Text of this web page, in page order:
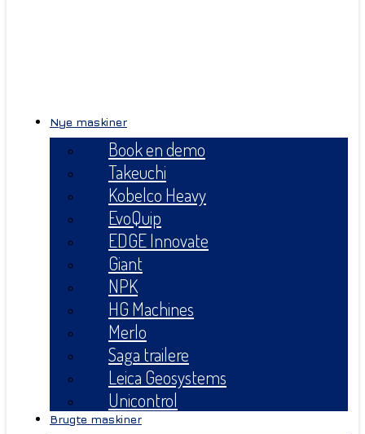
Nye maskiner
Book en demo
Takeuchi
Kobelco Heavy
EvoQuip
EDGE Innovate
Giant
NPK
HG Machines
Merlo
Saga trailere
Leica Geosystems
Unicontrol
Brugte maskiner